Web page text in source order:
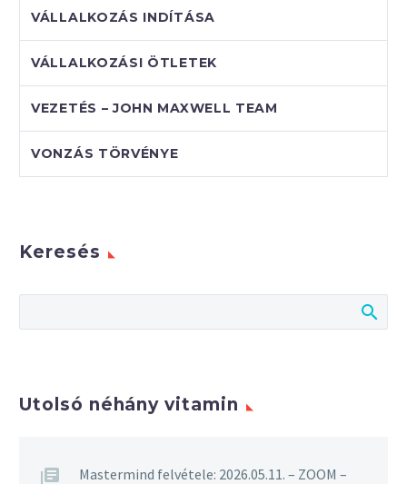
VÁLLALKOZÁS INDÍTÁSA
VÁLLALKOZÁSI ÖTLETEK
VEZETÉS – JOHN MAXWELL TEAM
VONZÁS TÖRVÉNYE
Keresés
Utolsó néhány vitamin
Mastermind felvétele: 2026.05.11. – ZOOM –